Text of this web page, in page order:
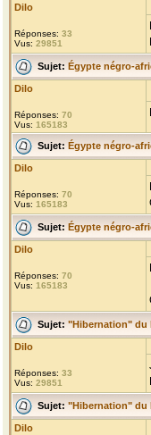
Dilo
Réponses: 33
Vus: 29851
Sujet: Égypte négro-
Dilo
Réponses: 70
Vus: 165183
Sujet: Égypte négro-
Dilo
Réponses: 70
Vus: 165183
Sujet: Égypte négro-
Dilo
Réponses: 70
Vus: 165183
Sujet: "Hibernation" du
Dilo
Réponses: 33
Vus: 29851
Sujet: "Hibernation" du
Dilo